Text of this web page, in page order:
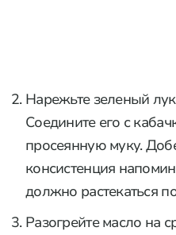
Нарежьте зеленый
Соедините его с
просеянную муку.
консистенция
должно растекаться
Разогрейте масло на